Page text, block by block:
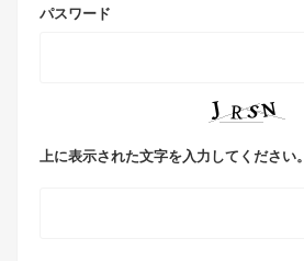
パスワード
上に表示された文字を入力してください。